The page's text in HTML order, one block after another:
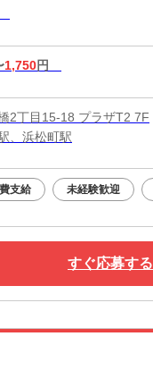
1,750円
2丁目15-18 プラザT2 7F
、浜松町駅
支給 未経験歓迎
すぐ応募する